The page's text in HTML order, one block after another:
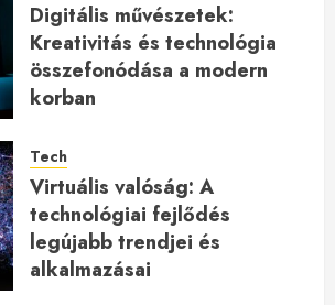
Digitális művészetek:
Kreativitás és technológia
összefonódása a modern
korban
Tech
Virtuális valóság: A
technológiai fejlődés
legújabb trendjei és
alkalmazásai